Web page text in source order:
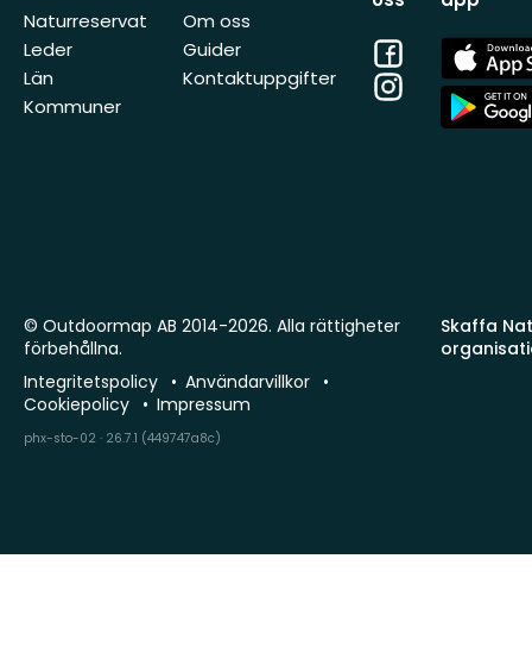
Naturreservat
Leder
Län
Kommuner
Om oss
Guider
Kontaktuppgifter
Facebook
Instagram
App
Store
App
Store
Skaffa
© Outdoormap AB 2014-2026. Alla rättigheter
förbehållna.
Integritetspolicy
Användarvillkor
Cookiepolicy
Impressum
phx-sto-02 · 26.7.1 (449747a8c)